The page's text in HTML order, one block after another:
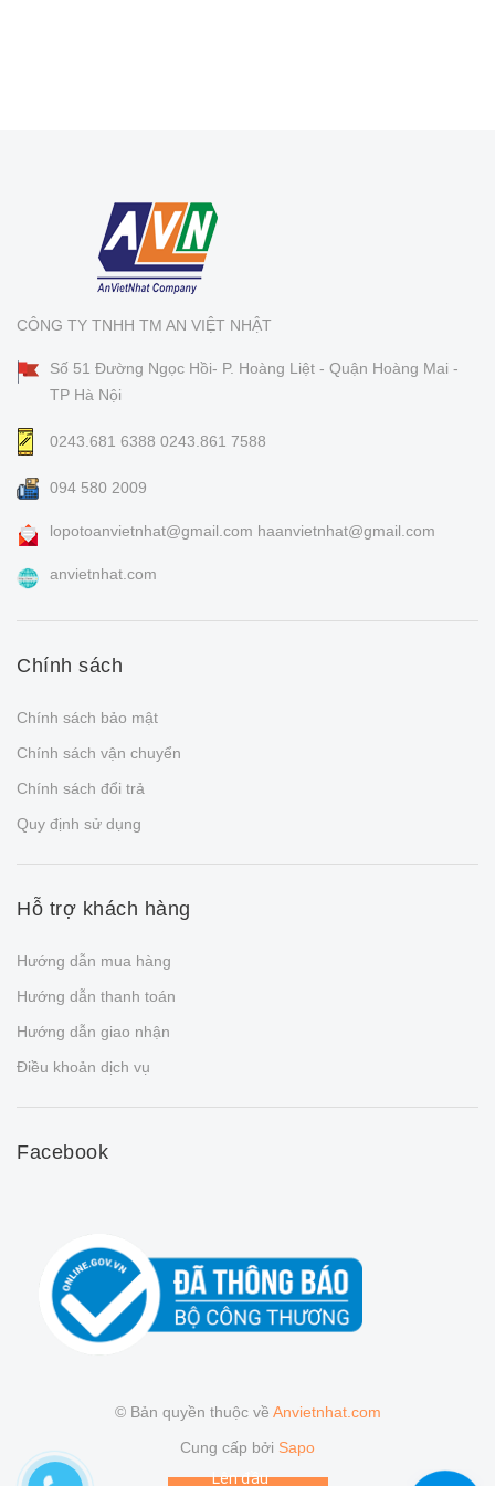
CÔNG TY TNHH TM AN VIỆT NHẬT
Số 51 Đường Ngọc Hồi- P. Hoàng Liệt - Quận Hoàng Mai -
TP Hà Nội
0243.681 6388 0243.861 7588
094 580 2009
lopotoanvietnhat@gmail.com haanvietnhat@gmail.com
anvietnhat.com
Chính sách
Chính sách bảo mật
Chính sách vận chuyển
Chính sách đổi trả
Quy định sử dụng
Hỗ trợ khách hàng
Hướng dẫn mua hàng
Hướng dẫn thanh toán
Hướng dẫn giao nhận
Điều khoản dịch vụ
Facebook
© Bản quyền thuộc về Anvietnhat.com
Cung cấp bởi Sapo
Lên đầu